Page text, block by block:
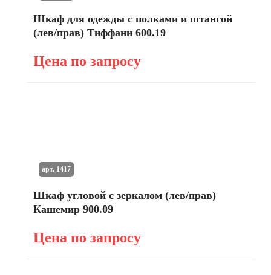
Шкаф для одежды с полками и штангой
(лев/прав) Тиффани 600.19
Цена по запросу
Шкаф угловой с зеркалом (лев/прав)
Кашемир 900.09
Цена по запросу
арт. 1417